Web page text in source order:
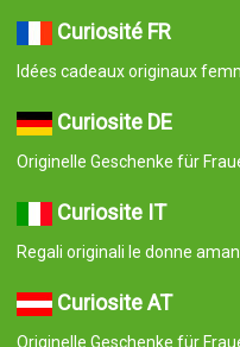
Curiosité FR
Idées cadeaux originaux
Curiosite DE
Originelle Geschenke für
Curiosite IT
Regali originali le donne
Curiosite AT
Originelle Geschenke für